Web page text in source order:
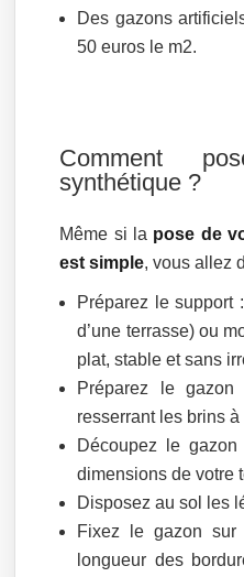
Des gazons
50 euros le m2.
Comment
synthétique ?
Même si la pose de
est simple, vous allez
Préparez le support
d’une terrasse) ou
plat, stable et sans
Préparez le
resserrant les brins à
Découpez le
dimensions de votre
Disposez au sol les
Fixez le gazon
longueur des